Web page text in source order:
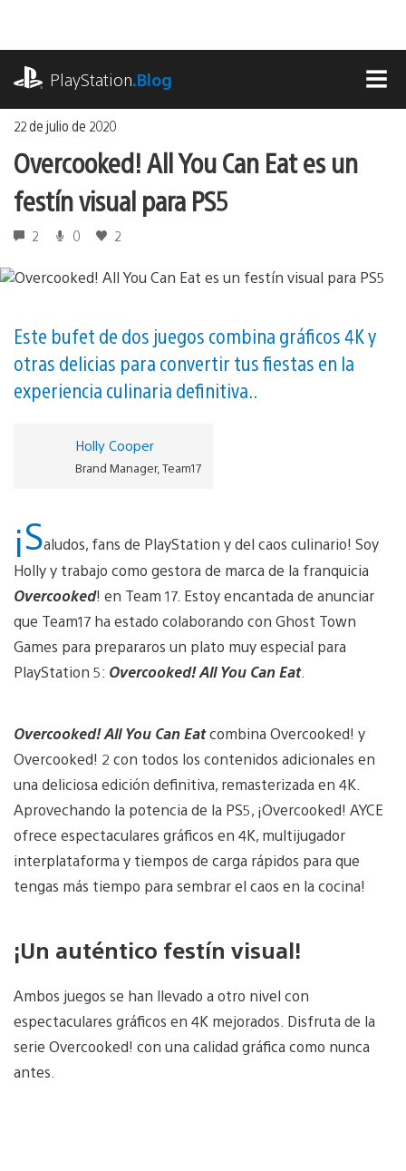
contenido
PlayStation.Blog
22 de julio de 2020
Overcooked! All You Can Eat es un
festín visual para PS5
2 0 2
Este bufet de dos juegos combina gráficos 4K y
otras delicias para convertir tus fiestas en la
experiencia culinaria definitiva..
Holly Cooper
Brand Manager, Team17
¡Saludos, fans de PlayStation y del caos culinario! Soy
Holly y trabajo como gestora de marca de la franquicia
Overcooked! en Team 17. Estoy encantada de anunciar
que Team17 ha estado colaborando con Ghost Town
Games para prepararos un plato muy especial para
PlayStation 5: Overcooked! All You Can Eat.
Overcooked! All You Can Eatcombina Overcooked! y
Overcooked! 2 con todos los contenidos adicionales en
una deliciosa edición definitiva, remasterizada en 4K.
Aprovechando la potencia de la PS5, ¡Overcooked! AYCE
ofrece espectaculares gráficos en 4K, multijugador
interplataforma y tiempos de carga rápidos para que
tengas más tiempo para sembrar el caos en la cocina!
¡Un auténtico festín visual!
Ambos juegos se han llevado a otro nivel con
espectaculares gráficos en 4K mejorados. Disfruta de la
serie Overcooked! con una calidad gráfica como nunca
antes.